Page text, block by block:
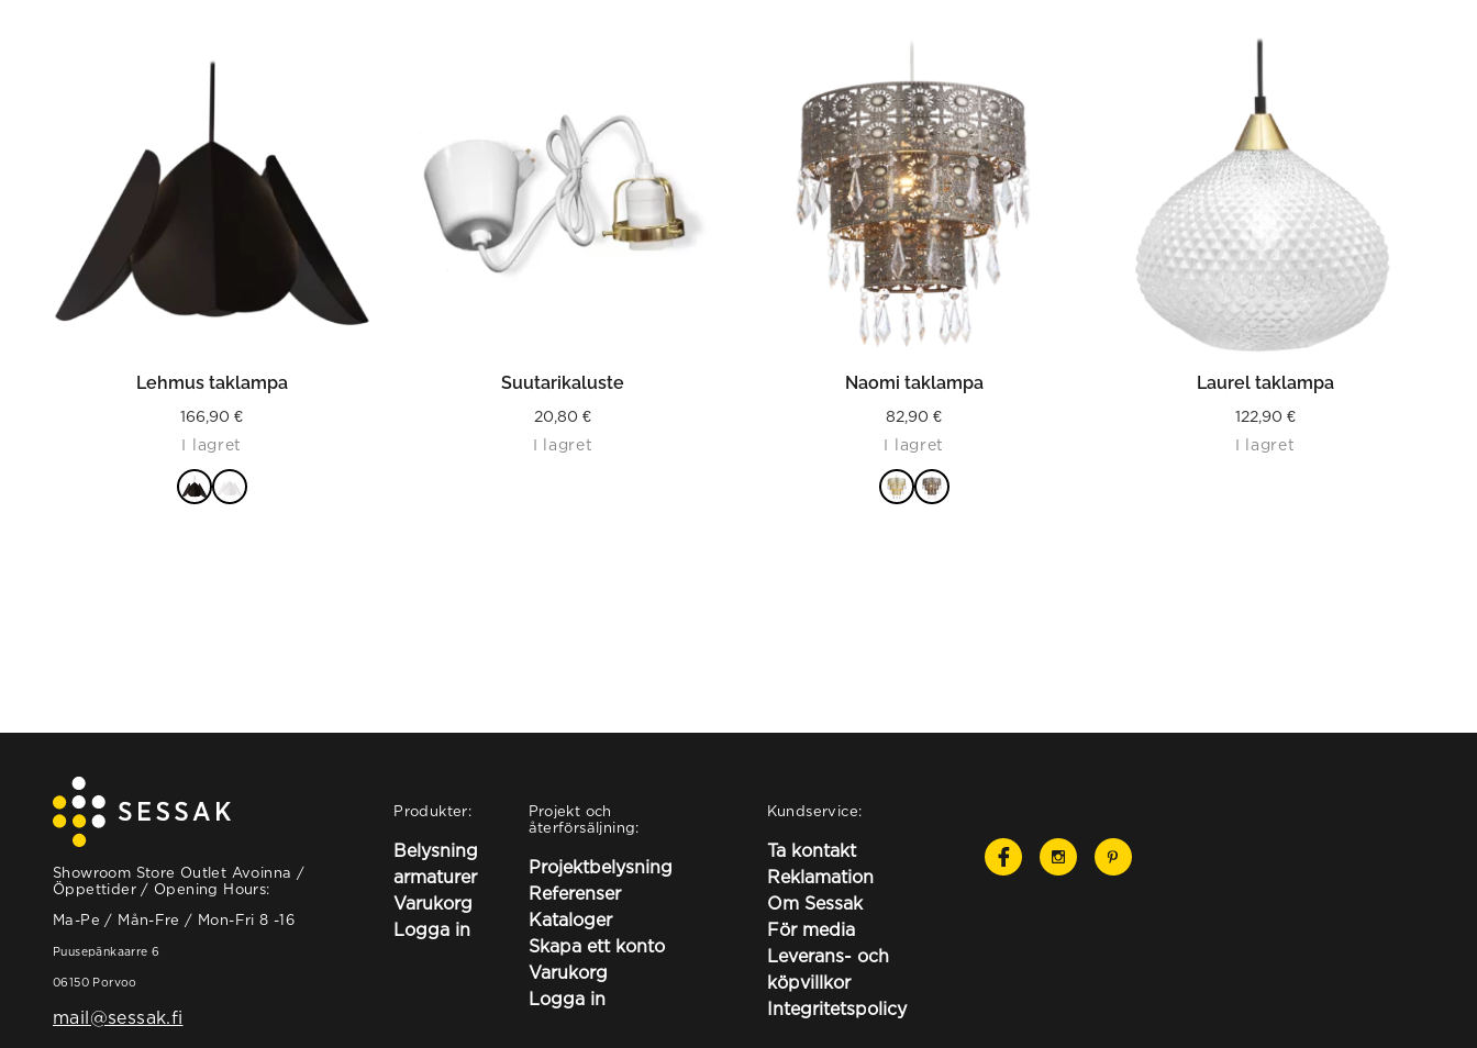
LÄS MER
Lehmus taklampa
166,90€
I lagret
LÄS MER
Suutarikaluste
20,80€
I lagret
LÄS MER
Naomi taklampa
82,90€
I lagret
LÄS MER
Laurel taklampa
122,90 €
I lagret
Showroom Store Outlet Avoinna /
Öppettider / Opening Hours:
Ma-Pe / Mån-Fre / Mon-Fri 8 -16
Puusepänkaarre 6
06150 Porvoo
mail@sessak.fi
Produkter:
Belysning
armaturer
Varukorg
Logga in
Projekt och
återförsäljning:
Projektbelysning
Referenser
Kataloger
Skapa ett konto
Varukorg
Logga in
Kundservice:
Ta kontakt
Reklamation
Om Sessak
För media
Leverans- och
köpvillkor
Integritetspolicy